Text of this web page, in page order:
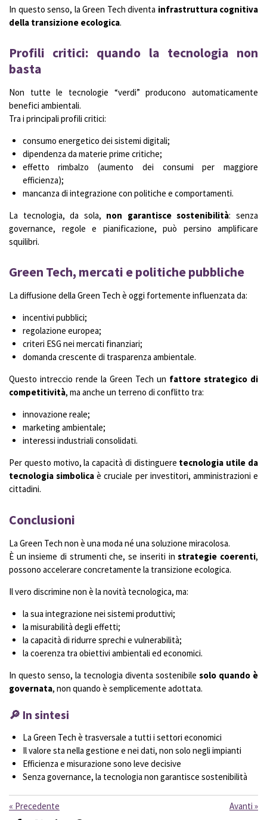
In questo senso, la Green Tech diventa infrastruttura cognitiva
della transizione ecologica.
Profili critici: quando la tecnologia non
basta
Non tutte le tecnologie “verdi” producono automaticamente
benefici ambientali.
Tra i principali profili critici:
consumo energetico dei sistemi digitali;
dipendenza da materie prime critiche;
effetto rimbalzo (aumento dei consumi per maggiore
efficienza);
mancanza di integrazione con politiche e comportamenti.
La tecnologia, da sola, non garantisce sostenibilità: senza
governance, regole e pianificazione, può persino amplificare
squilibri.
Green Tech, mercati e politiche pubbliche
La diffusione della Green Tech è oggi fortemente influenzata da:
incentivi pubblici;
regolazione europea;
criteri ESG nei mercati finanziari;
domanda crescente di trasparenza ambientale.
Questo intreccio rende la Green Tech un fattore strategico di
competitività, ma anche un terreno di conflitto tra:
innovazione reale;
marketing ambientale;
interessi industriali consolidati.
Per questo motivo, la capacità di distinguere tecnologia utile da
tecnologia simbolica è cruciale per investitori, amministrazioni e
cittadini.
Conclusioni
La Green Tech non è una moda né una soluzione miracolosa.
È un insieme di strumenti che, se inseriti instrategie coerenti,
possono accelerare concretamente la transizione ecologica.
Il vero discrimine non è la novità tecnologica, ma:
la sua integrazione nei sistemi produttivi;
la misurabilità degli effetti;
la capacità di ridurre sprechi e vulnerabilità;
la coerenza tra obiettivi ambientali ed economici.
In questo senso, la tecnologia diventa sostenibile solo quando è
governata, non quando è semplicemente adottata.
🔎 In sintesi
La Green Tech è trasversale a tutti i settori economici
Il valore sta nella gestione e nei dati, non solo negli impianti
Efficienza e misurazione sono leve decisive
Senza governance, la tecnologia non garantisce sostenibilità
« Precedente Avanti »